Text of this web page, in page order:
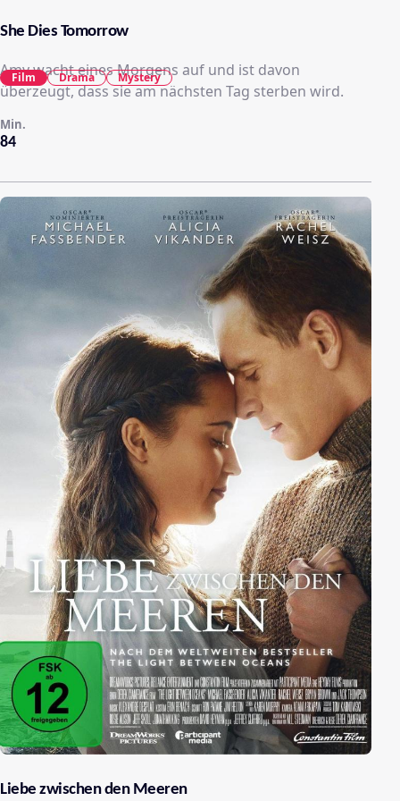
She Dies Tomorrow
Amy wacht eines Morgens auf und ist davon
überzeugt, dass sie am nächsten Tag sterben wird.
84
Min.
Film Drama Mystery
Liebe zwischen den Meeren